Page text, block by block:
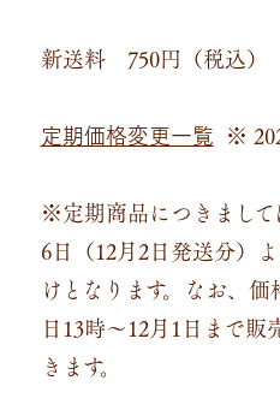
新送料 750円（税込）
定期価格変更一覧 ※
※定期商品につきまし
6日（12月2日発送分）
けとなります。なお、
日13時～12月1日まで
きます。